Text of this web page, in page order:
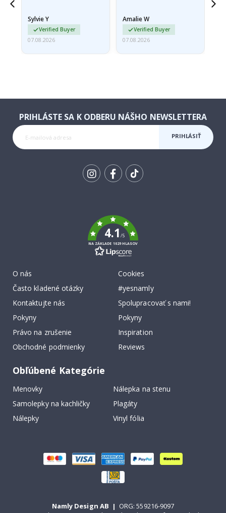
Sylvie Y
Verified Buyer
07.08.2026
Amalie W
Verified Buyer
07.08.2026
PRIHLÁSTE SA K ODBERU NÁŠHO NEWSLETTERA
PRIHLÁSIŤ
4.1/5
NA ZÁKLADE 1029 HLASOV
O nás
Často kladené otázky
Kontaktujte nás
Pokyny
Právo na zrušenie
Obchodné podmienky
Cookies
#yesnamly
Spolupracovať s nami!
Pokyny
Inspiration
Reviews
Obľúbené Kategórie
Menovky
Nálepka na stenu
Samolepky na kachličky
Plagáty
Nálepky
Vinyl fólia
Namly Design AB | ORG: 559216-9097